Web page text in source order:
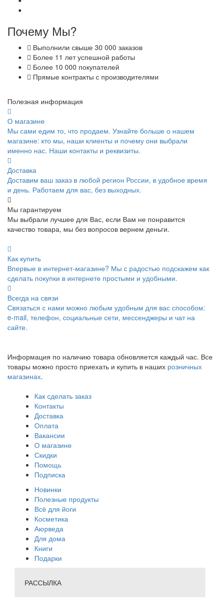
Почему Мы?
Выполнили свыше 30 000 заказов
Более 11 лет успешной работы
Более 10 000 покупателей
Прямые контракты с производителями
Полезная информация
О магазине
Мы сами едим то, что продаем. Узнайте больше о нашем
магазине: кто мы, наши клиенты и почему они выбрали
именно нас. Наши контакты и реквизиты.
Доставка
Доставим ваш заказ в любой регион России, в удобное время
и день. Работаем для вас, без выходных.
Мы гарантируем
Мы выбрали лучшее для Вас, если Вам не понравится
качество товара, мы без вопросов вернем деньги.
Как купить
Впервые в интернет-магазине? Мы с радостью подскажем как
сделать покупки в интернете простыми и удобными.
Всегда на связи
Связаться с нами можно любым удобным для вас способом:
e-mail, телефон, социальные сети, мессенджеры и чат на
сайте.
Информация по наличию товара обновляется каждый час. Все
товары можно просто приехать и купить в наших розничных
магазинах.
Как сделать заказ
Контакты
Доставка
Оплата
Вакансии
О магазине
Скидки
Помощь
Подписка
Новинки
Полезные продукты
Всё для йоги
Косметика
Аюрведа
Для дома
Книги
Подарки
РАССЫЛКА